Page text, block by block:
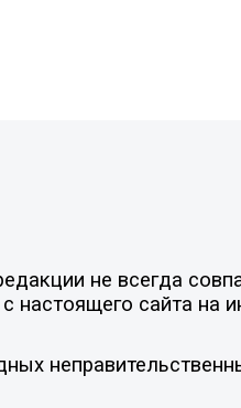
не всегда
настоящего сайта на